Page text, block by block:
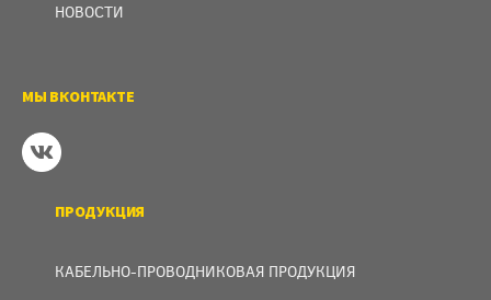
НОВОСТИ
МЫ ВКОНТАКТЕ
ПРОДУКЦИЯ
КАБЕЛЬНО-ПРОВОДНИКОВАЯ ПРОДУКЦИЯ